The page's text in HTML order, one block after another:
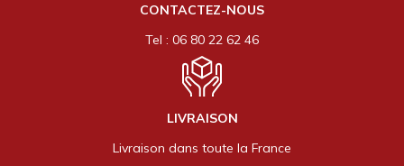
CONTACTEZ-NOUS
Tel : 06 80 22 62 46
LIVRAISON
Livraison dans toute la France